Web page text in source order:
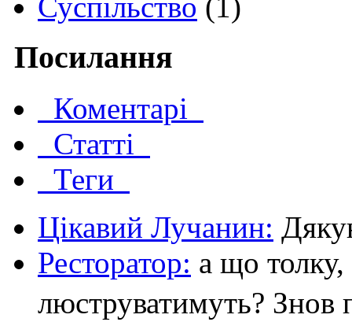
Посилання
Коментарі
Статті
Теги
Цікавий Лучанин:
Ресторатор: а що
люструватимуть?